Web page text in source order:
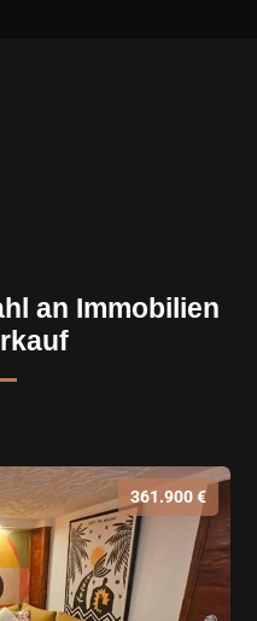
an Immobilien
361.900 €